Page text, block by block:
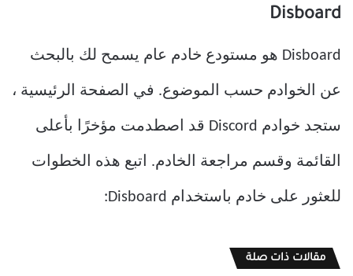
Disboard
Disboard هو مستودع خادم عام يسمح لك بالبحث
عن الخوادم حسب الموضوع. في الصفحة الرئيسية ،
ستجد خوادم Discord قد اصطدمت مؤخرًا بأعلى
القائمة وقسم مراجعة الخادم. اتبع هذه الخطوات
للعثور على خادم باستخدام Disboard:
مقالات ذات صلة